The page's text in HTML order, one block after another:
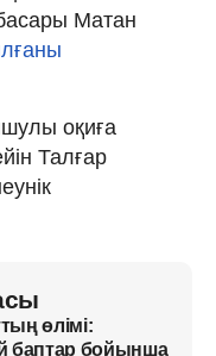
Матан
оқиға
Талғар
өлімі:
баптар бойынша